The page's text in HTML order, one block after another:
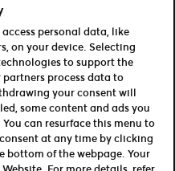
personal data, like
on your device. Selecting
to support the
partners process data to
your consent will
some content and ads you
can resurface this menu to
at any time by clicking
bottom of the webpage. Your